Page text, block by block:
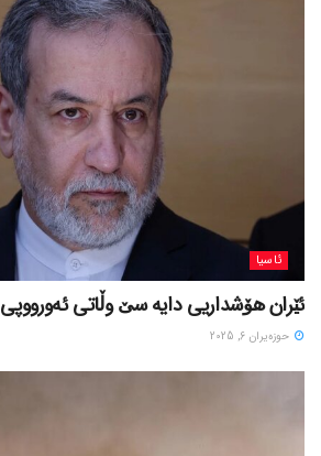
ئاسیا
ئێران هۆشداریی دایە سێ وڵاتی ئەورووپی
حوزه‌یران 6, 2025